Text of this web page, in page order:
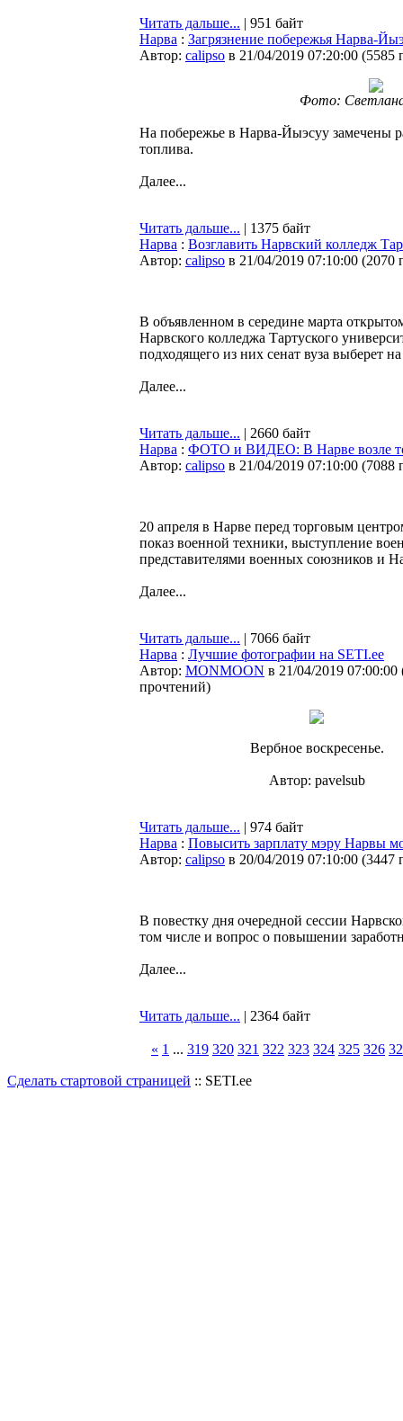
Читать дальше... | 951 байт
Нарва : Загрязнение побережья Нарва-
Автор: calipso в 21/04/2019 07:20:00 (5585
Фото:
На побережье в Нарва-Йыэсуу замечены
топлива.
Далее...
Читать дальше... | 1375 байт
Нарва : Возглавить Нарвский колледж
Автор: calipso в 21/04/2019 07:10:00 (2070
В объявленном в середине марта
Нарвского колледжа Тартуского
подходящего из них сенат вуза выберет
Далее...
Читать дальше... | 2660 байт
Нарва : ФОТО и ВИДЕО: В Нарве возле
Автор: calipso в 21/04/2019 07:10:00 (7088
20 апреля в Нарве перед торговым
показ военной техники, выступление
представителями военных союзников и
Далее...
Читать дальше... | 7066 байт
Нарва : Лучшие фотографии на SETI.ee
Автор: MONMOON в 21/04/2019 07:00:00
прочтений)
Вербное воскресенье.
Автор: pavelsub
Читать дальше... | 974 байт
Нарва : Повысить зарплату мэру Нарвы
Автор: calipso в 20/04/2019 07:10:00 (3447
В повестку дня очередной сессии
том числе и вопрос о повышении
Далее...
Читать дальше... | 2364 байт
« 1 ... 319 320 321 322 323 324 325 326
Сделать стартовой страницей :: SETI.ee